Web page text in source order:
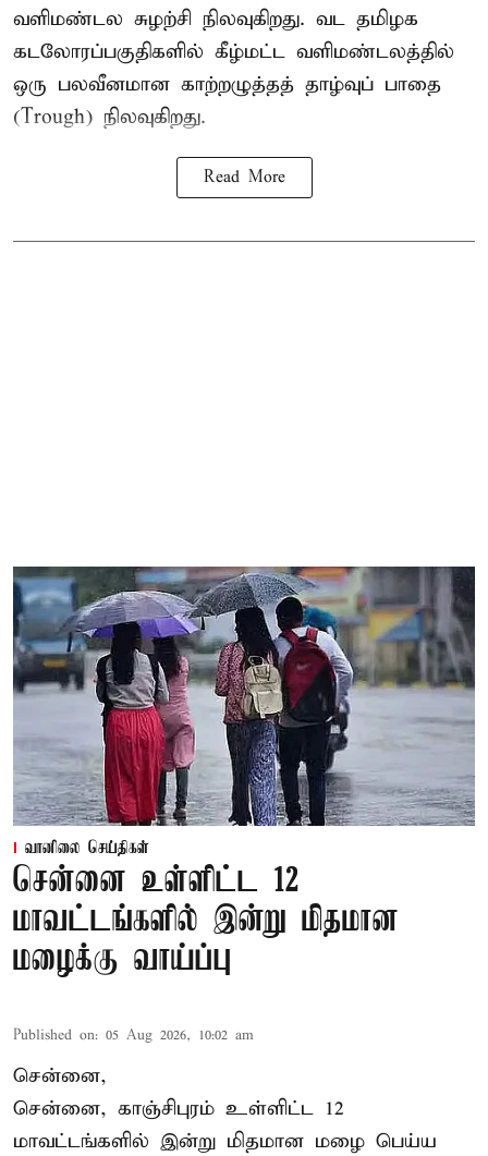
வளிமண்டல சுழற்சி நிலவுகிறது. வட தமிழக
கடலோரப்பகுதிகளில் கீழ்மட்ட வளிமண்டலத்தில்
ஒரு பலவீனமான காற்றழுத்தத் தாழ்வுப் பாதை
(Trough) நிலவுகிறது.
Read More
வானிலை செய்திகள்
சென்னை உள்ளிட்ட 12
மாவட்டங்களில் இன்று மிதமான
மழைக்கு வாய்ப்பு
Published on: 05 Aug 2026, 10:02 am
சென்னை,
சென்னை, காஞ்சிபுரம் உள்ளிட்ட 12
மாவட்டங்களில் இன்று மிதமான மழை பெய்ய